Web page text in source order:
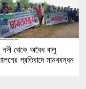
নদী থেকে অবৈধ বালু
প্রতিবাদে মানববন্ধন